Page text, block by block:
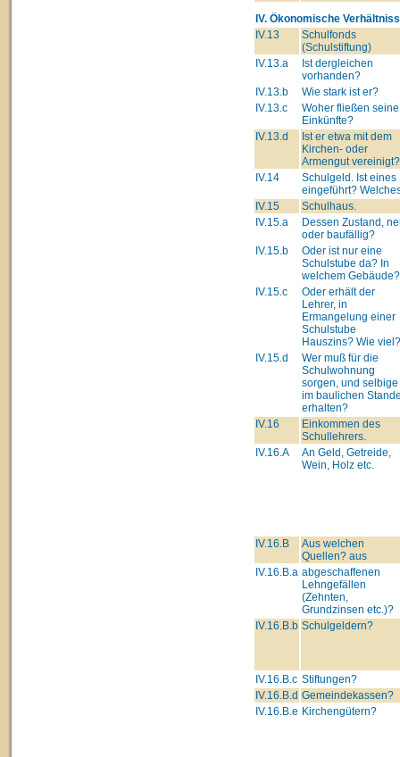
IV. Ökonomische
IV.13
Schulfonds
(Schulstiftung)
IV.13.a
Ist dergleichen
vorhanden?
IV.13.b
Wie stark ist er?
IV.13.c
Woher fließen seine
Einkünfte?
IV.13.d
Ist er etwa mit dem
Kirchen- oder
Armengut vereinigt?
IV.14
Schulgeld. Ist eines
eingeführt?
IV.15
Schulhaus.
IV.15.a
Dessen Zustand,
oder baufällig?
IV.15.b
Oder ist nur eine
Schulstube da? In
welchem Gebäude?
IV.15.c
Oder erhält der
Lehrer, in
Ermangelung einer
Schulstube
Hauszins? Wie viel?
IV.15.d
Wer muß für die
Schulwohnung
sorgen, und selbige
im baulichen
erhalten?
IV.16
Einkommen des
Schullehrers.
IV.16.A
An Geld, Getreide,
Wein, Holz etc.
IV.16.B
Aus welchen
Quellen? aus
IV.16.B.a abgeschaffenen
Lehngefällen
(Zehnten,
Grundzinsen etc.)?
IV.16.B.b Schulgeldern?
IV.16.B.c Stiftungen?
IV.16.B.d Gemeindekassen?
IV.16.B.e Kirchengütern?